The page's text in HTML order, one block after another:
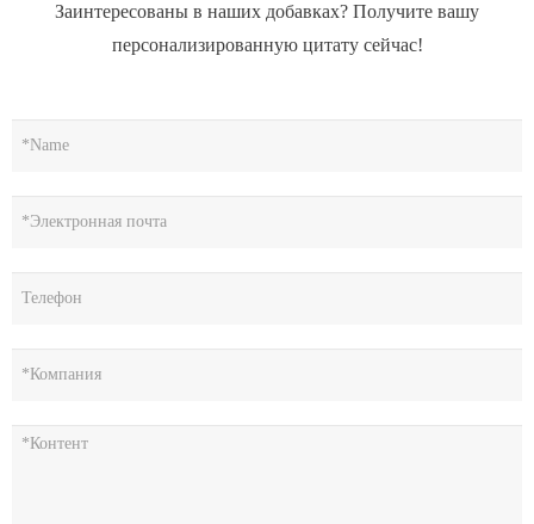
Заинтересованы в наших добавках? Получите вашу
персонализированную цитату сейчас!